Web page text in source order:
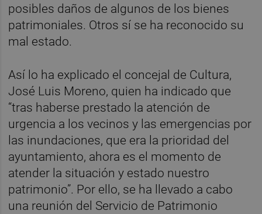
posibles daños de algunos de los bienes
patrimoniales. Otros sí se ha reconocido su
mal estado.
Así lo ha explicado el concejal de Cultura,
José Luis Moreno, quien ha indicado que
“tras haberse prestado la atención de
urgencia a los vecinos y las emergencias por
las inundaciones, que era la prioridad del
ayuntamiento, ahora es el momento de
atender la situación y estado nuestro
patrimonio”. Por ello, se ha llevado a cabo
una reunión del Servicio de Patrimonio